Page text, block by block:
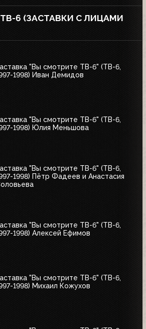
6 (ЗАСТАВКИ С ЛИЦАМИ
"Вы смотрите ТВ-6" (ТВ-6,
1998) Иван Демидов
"Вы смотрите ТВ-6" (ТВ-6,
1998) Юлия Меньшова
"Вы смотрите ТВ-6" (ТВ-6,
1998) Пётр Фадеев и Анастасия
"Вы смотрите ТВ-6" (ТВ-6,
1998) Алексей Ефимов
"Вы смотрите ТВ-6" (ТВ-6,
1998) Михаил Кожухов